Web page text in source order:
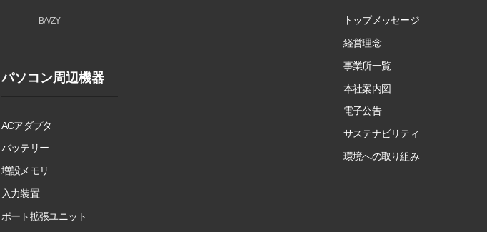
BA/ZY
パソコン周辺機器
ACアダプタ
バッテリー
増設メモリ
入力装置
ポート拡張ユニット
トップメッセージ
経営理念
事業所一覧
本社案内図
電子公告
サステナビリティ
環境への取り組み